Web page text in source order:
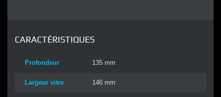
CARACTÉRISTIQUES
Profondeur 135 mm
Largeur vitre 146 mm